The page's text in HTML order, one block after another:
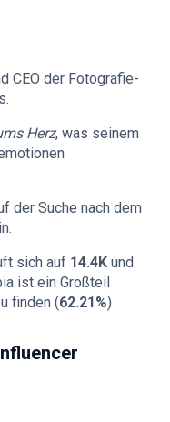
CEO der Fotografie-
Herz, was seinem
der Suche nach dem
sich auf 14.4K und
ist ein Großteil
finden (62.21%)